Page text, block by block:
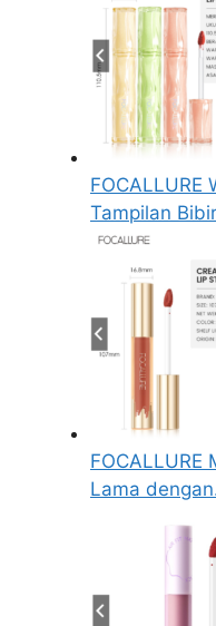
FOCALLURE
Tampilan
FOCALLURE
Lama